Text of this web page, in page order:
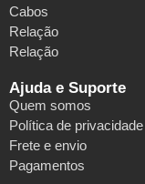
Cabos
Relação
Relação
Ajuda e Suporte
Quem somos
Política de privacidade
Frete e envio
Pagamentos